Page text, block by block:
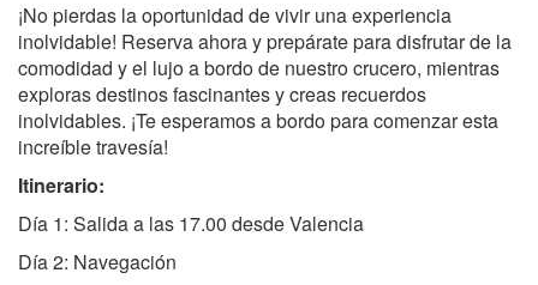
¡No pierdas la oportunidad de vivir una experiencia
inolvidable! Reserva ahora y prepárate para disfrutar de la
comodidad y el lujo a bordo de nuestro crucero, mientras
exploras destinos fascinantes y creas recuerdos
inolvidables. ¡Te esperamos a bordo para comenzar esta
increíble travesía!
Itinerario:
Día 1: Salida a las 17.00 desde Valencia
Día 2: Navegación